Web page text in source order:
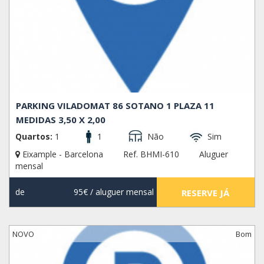
PARKING VILADOMAT 86 SOTANO 1 PLAZA 11
MEDIDAS 3,50 X 2,00
Quartos: 1 1 Não
Sim
Eixample - Barcelona
Ref. BHMI-610
Aluguer
mensal
de 95€/ aluguer mensal RESERVE JÁ
NOVO Bom